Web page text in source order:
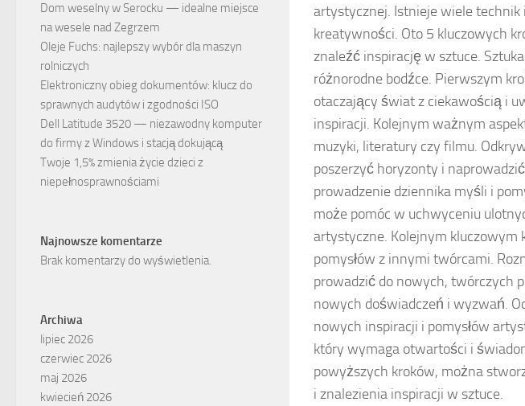
artystycznej. Istnieje wiele technik
kreatywności. Oto 5 kluczowych
znaleźć inspirację w sztuce.
różnorodne bodźce. Pierwszym
otaczający świat z ciekawością i
inspiracji. Kolejnym ważnym
muzyki, literatury czy filmu.
poszerzyć horyzonty i
prowadzenie dziennika myśli i
może pomóc w uchwyceniu
artystyczne. Kolejnym kluczowym
pomysłów z innymi twórcami.
prowadzić do nowych, twórczych
nowych doświadczeń i wyzwań.
nowych inspiracji i pomysłów
który wymaga otwartości i
powyższych kroków, można
i znalezienia inspiracji w sztuce.
Dom weselny w Serocku — idealne miejsce
na wesele nad Zegrzem
Oleje Fuchs: najlepszy wybór dla maszyn
rolniczych
Elektroniczny obieg dokumentów: klucz do
sprawnych audytów i zgodności ISO
Dell Latitude 3520 — niezawodny komputer
do firmy z Windows i stacją dokującą
Twoje 1,5% zmienia życie dzieci z
niepełnosprawnościami
Najnowsze komentarze
Brak komentarzy do wyświetlenia.
Archiwa
lipiec 2026
czerwiec 2026
maj 2026
kwiecień 2026